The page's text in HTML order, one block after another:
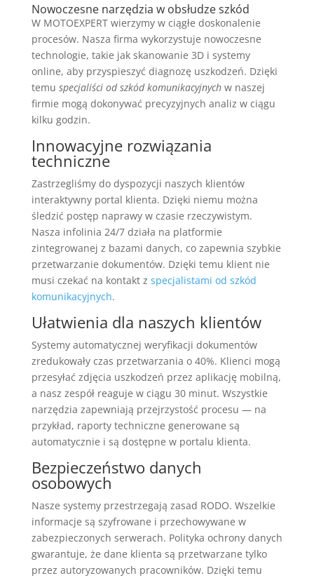
Nowoczesne narzędzia w obsłudze szkód
W MOTOEXPERT wierzymy w ciągłe doskonalenie
procesów. Nasza firma wykorzystuje nowoczesne
technologie, takie jak skanowanie 3D i systemy
online, aby przyspieszyć diagnozę uszkodzeń. Dzięki
temu specjaliści od szkód komunikacyjnychw naszej
firmie mogą dokonywać precyzyjnych analiz w ciągu
kilku godzin.
Innowacyjne rozwiązania
techniczne
Zastrzegliśmy do dyspozycji naszych klientów
interaktywny portal klienta. Dzięki niemu można
śledzić postęp naprawy w czasie rzeczywistym.
Nasza infolinia 24/7 działa na platformie
zintegrowanej z bazami danych, co zapewnia szybkie
przetwarzanie dokumentów. Dzięki temu klient nie
musi czekać na kontakt z specjalistami od szkód
komunikacyjnych.
Ułatwienia dla naszych klientów
Systemy automatycznej weryfikacji dokumentów
zredukowały czas przetwarzania o 40%. Klienci mogą
przesyłać zdjęcia uszkodzeń przez aplikację mobilną,
a nasz zespół reaguje w ciągu 30 minut. Wszystkie
narzędzia zapewniają przejrzystość procesu — na
przykład, raporty techniczne generowane są
automatycznie i są dostępne w portalu klienta.
Bezpieczeństwo danych
osobowych
Nasze systemy przestrzegają zasad RODO. Wszelkie
informacje są szyfrowane i przechowywane w
zabezpieczonych serwerach. Polityka ochrony danych
gwarantuje, że dane klienta są przetwarzane tylko
przez autoryzowanych pracowników. Dzięki temu